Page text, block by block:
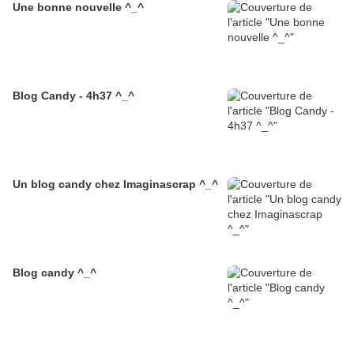
Une bonne nouvelle ^_^
Blog Candy - 4h37 ^_^
Un blog candy chez Imaginascrap ^_^
Blog candy ^_^